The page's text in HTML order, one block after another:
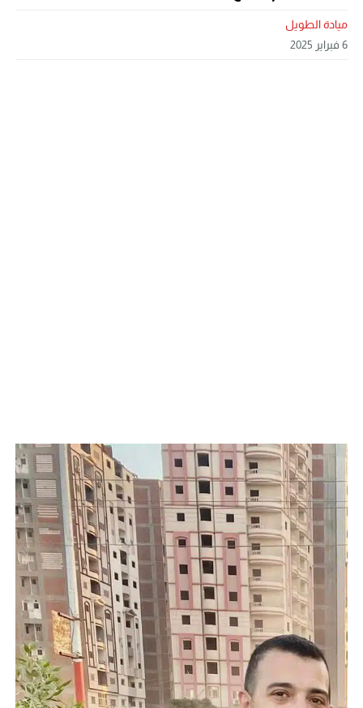
ميادة الطويل
6 فبراير 2025